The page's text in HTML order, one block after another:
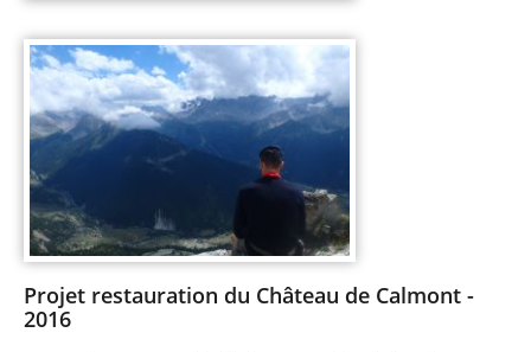
Projet restauration du Château de Calmont -
2016